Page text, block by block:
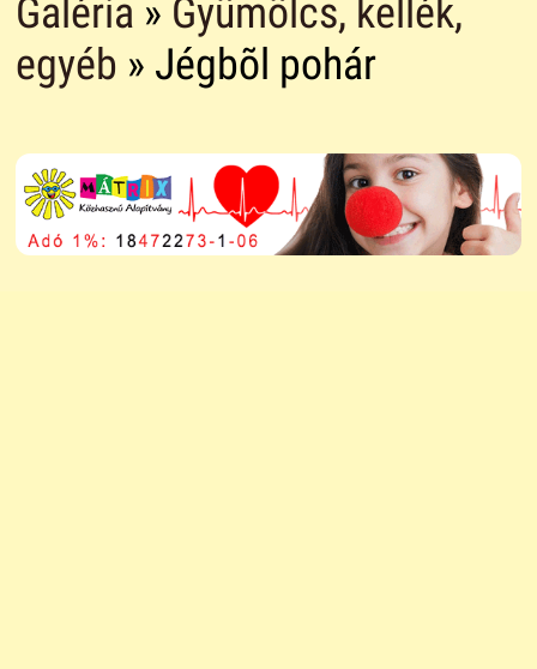
Galéria » Gyümölcs, kellék,
egyéb » Jégbõl pohár